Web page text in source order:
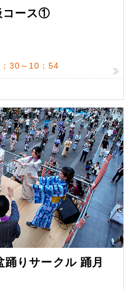
コース①
30～10：54
りサークル 踊月